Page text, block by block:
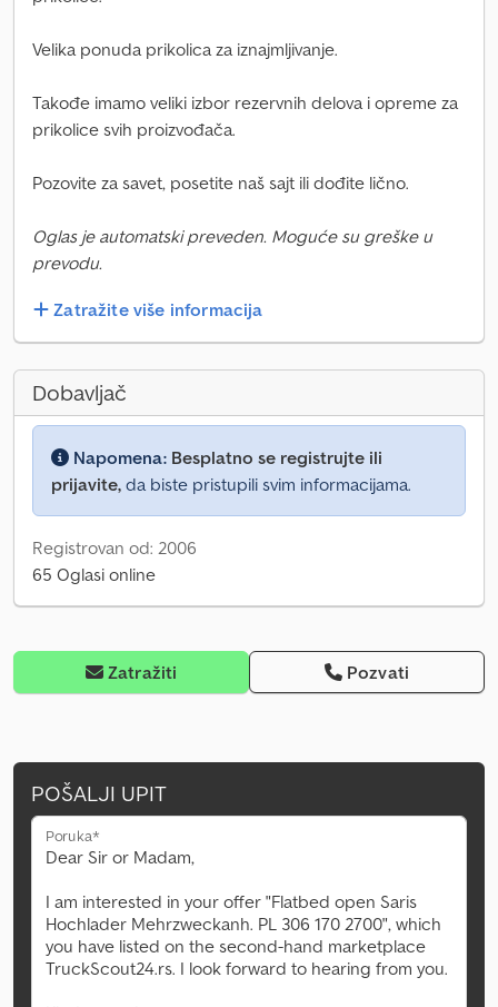
Velika ponuda prikolica za iznajmljivanje.
Takođe imamo veliki izbor rezervnih delova i opreme za
prikolice svih proizvođača.
Pozovite za savet, posetite naš sajt ili dođite lično.
Oglas je automatski preveden. Moguće su greške u
prevodu.
Zatražite više informacija
Dobavljač
Napomena: Besplatno se registrujte ili
prijavite, da biste pristupili svim informacijama.
Registrovan od: 2006
65 Oglasi online
Zatražiti Pozvati
POŠALJI UPIT
Poruka*